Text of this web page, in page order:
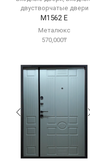
двустворчатые двери
М1562 Е
Металюкс
570,000₸